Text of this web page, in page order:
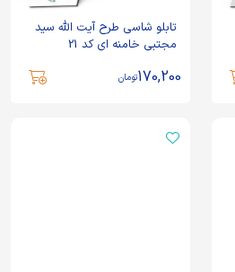
تابلو شاسی طرح آیت الله سید
مجتبی خامنه ای کد 21
170,200تومان